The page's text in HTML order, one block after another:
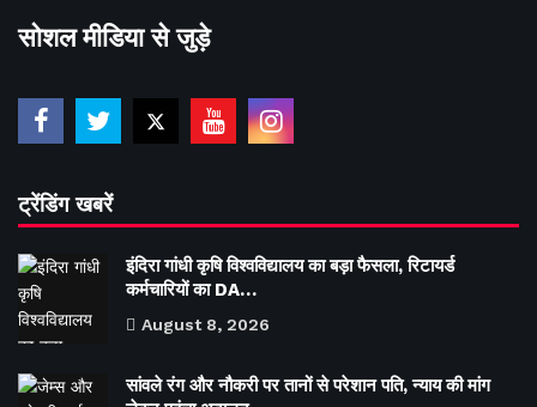
सोशल मीडिया से जुड़े
ट्रेंडिंग खबरें
इंदिरा गांधी कृषि विश्वविद्यालय का बड़ा फैसला, रिटायर्ड
कर्मचारियों का DA…
August 8, 2026
सांवले रंग और नौकरी पर तानों से परेशान पति, न्याय की मांग